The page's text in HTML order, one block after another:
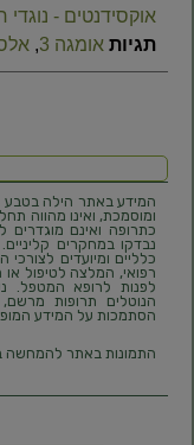
אוקסידנטים - נוגדי
תגיות אומגה 3 ,
המידע באתר הילה בטבע
ומוסמכת, ואינו מהווה
כתרופה ואינם
נבדקו במחקרים
כלליים ומיועדים
רפואי, המלצה לטיפול או
לפנות לרופא המטפל.
הנוטלים תרופות
הסתמכות על המידע
התמונות באתר להמחשה